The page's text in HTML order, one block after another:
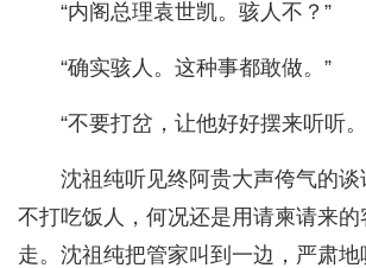
“内阁总理袁世凯。骇人不？”
“确实骇人。这种事都敢做。”
“不要打岔，让他好好摆来听听
沈祖纯听见终阿贵大声侉气的
不打吃饭人，何况还是用请柬请来
走。沈祖纯把管家叫到一边，严肃